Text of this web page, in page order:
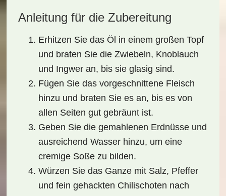
Anleitung für die Zubereitung
Erhitzen Sie das Öl in einem großen Topf
und braten Sie die Zwiebeln, Knoblauch
und Ingwer an, bis sie glasig sind.
Fügen Sie das vorgeschnittene Fleisch
hinzu und braten Sie es an, bis es von
allen Seiten gut gebräunt ist.
Geben Sie die gemahlenen Erdnüsse und
ausreichend Wasser hinzu, um eine
cremige Soße zu bilden.
Würzen Sie das Ganze mit Salz, Pfeffer
und fein gehackten Chilischoten nach